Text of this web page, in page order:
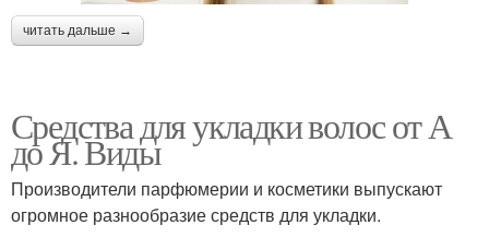
читать дальше →
Средства для укладки волос от А
до Я. Виды
Производители парфюмерии и косметики выпускают
огромное разнообразие средств для укладки.